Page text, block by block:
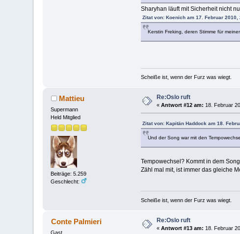
Sharyhan läuft mit Sicherheit nicht
Zitat von: Koenich am 17. Februar 2010,
Kerstin Freking, deren Stimme für
Scheiße ist, wenn der Furz was wiegt.
Mattieu
Supermann
Held Mitglied
Beiträge: 5.259
Geschlecht:
Re:Oslo ruft
«Antwort #12 am: 18. Februar
Zitat von: Kapitän Haddock am 18.
Und der Song war mit den
Tempowechsel? Kommt in dem
Zähl mal mit, ist immer das gleiche
Scheiße ist, wenn der Furz was wiegt.
Conte Palmieri
Gast
Re:Oslo ruft
«Antwort #13 am: 18. Februar